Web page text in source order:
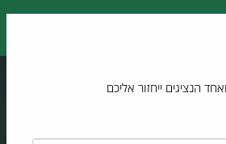
הנציגים ייחזור אליכם